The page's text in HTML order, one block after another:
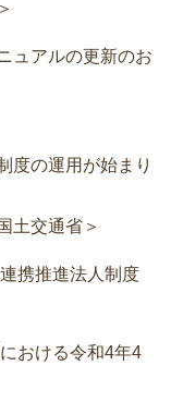
ュアルの更新のお
度の運用が始まり
土交通省＞
携推進法人制度
おける令和4年4